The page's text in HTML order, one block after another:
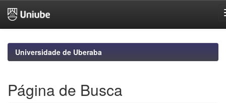
navigationUniversidade de Uberaba
Página de Busca